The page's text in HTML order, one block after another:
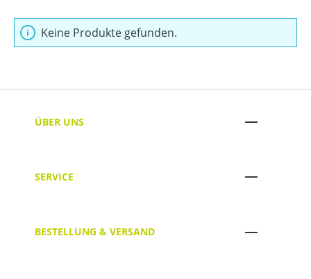
Keine Produkte gefunden.
ÜBER UNS
SERVICE
BESTELLUNG & VERSAND